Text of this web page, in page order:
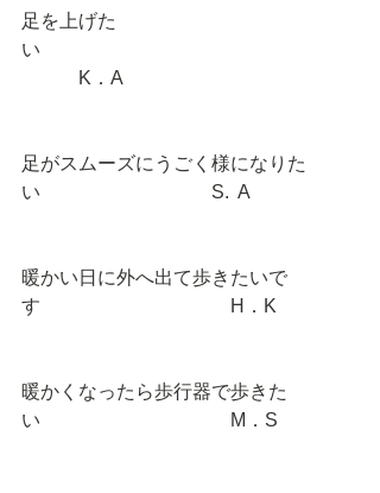
足を上げた
い
K．A
足がスムーズにうごく様になりた
い　　　　　　　　　S.  A
暖かい日に外へ出て歩きたいで
す　　　　　　　　　　H．K
暖かくなったら歩行器で歩きた
い　　　　　　　　　　M．S